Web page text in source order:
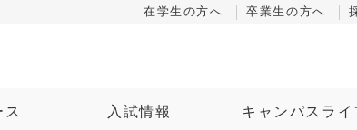
在学生の方へ 卒業生の方へ
入試情報 キャンパスライ